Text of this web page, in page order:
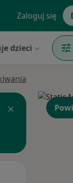
Zaloguj się
dzieci